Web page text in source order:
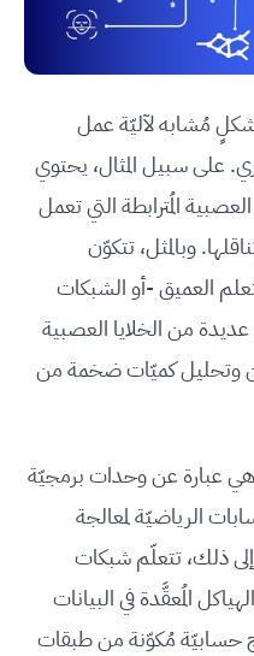
مُشابه لآليّة عمل
على سبيل المثال، يحتوي
المُترابطة التي تعمل
وبالمثل، تتكوّن
العميق -أو الشبكات
من الخلايا العصبية
وتحليل كميّات ضخمة من
هي عبارة عن وحدات برمجيّة
الرياضيّة لمعالجة
إلى ذلك، تتعلّم شبكات
المُعقَّدة في البيانات
حسابيّة مُكوّنة من طبقات